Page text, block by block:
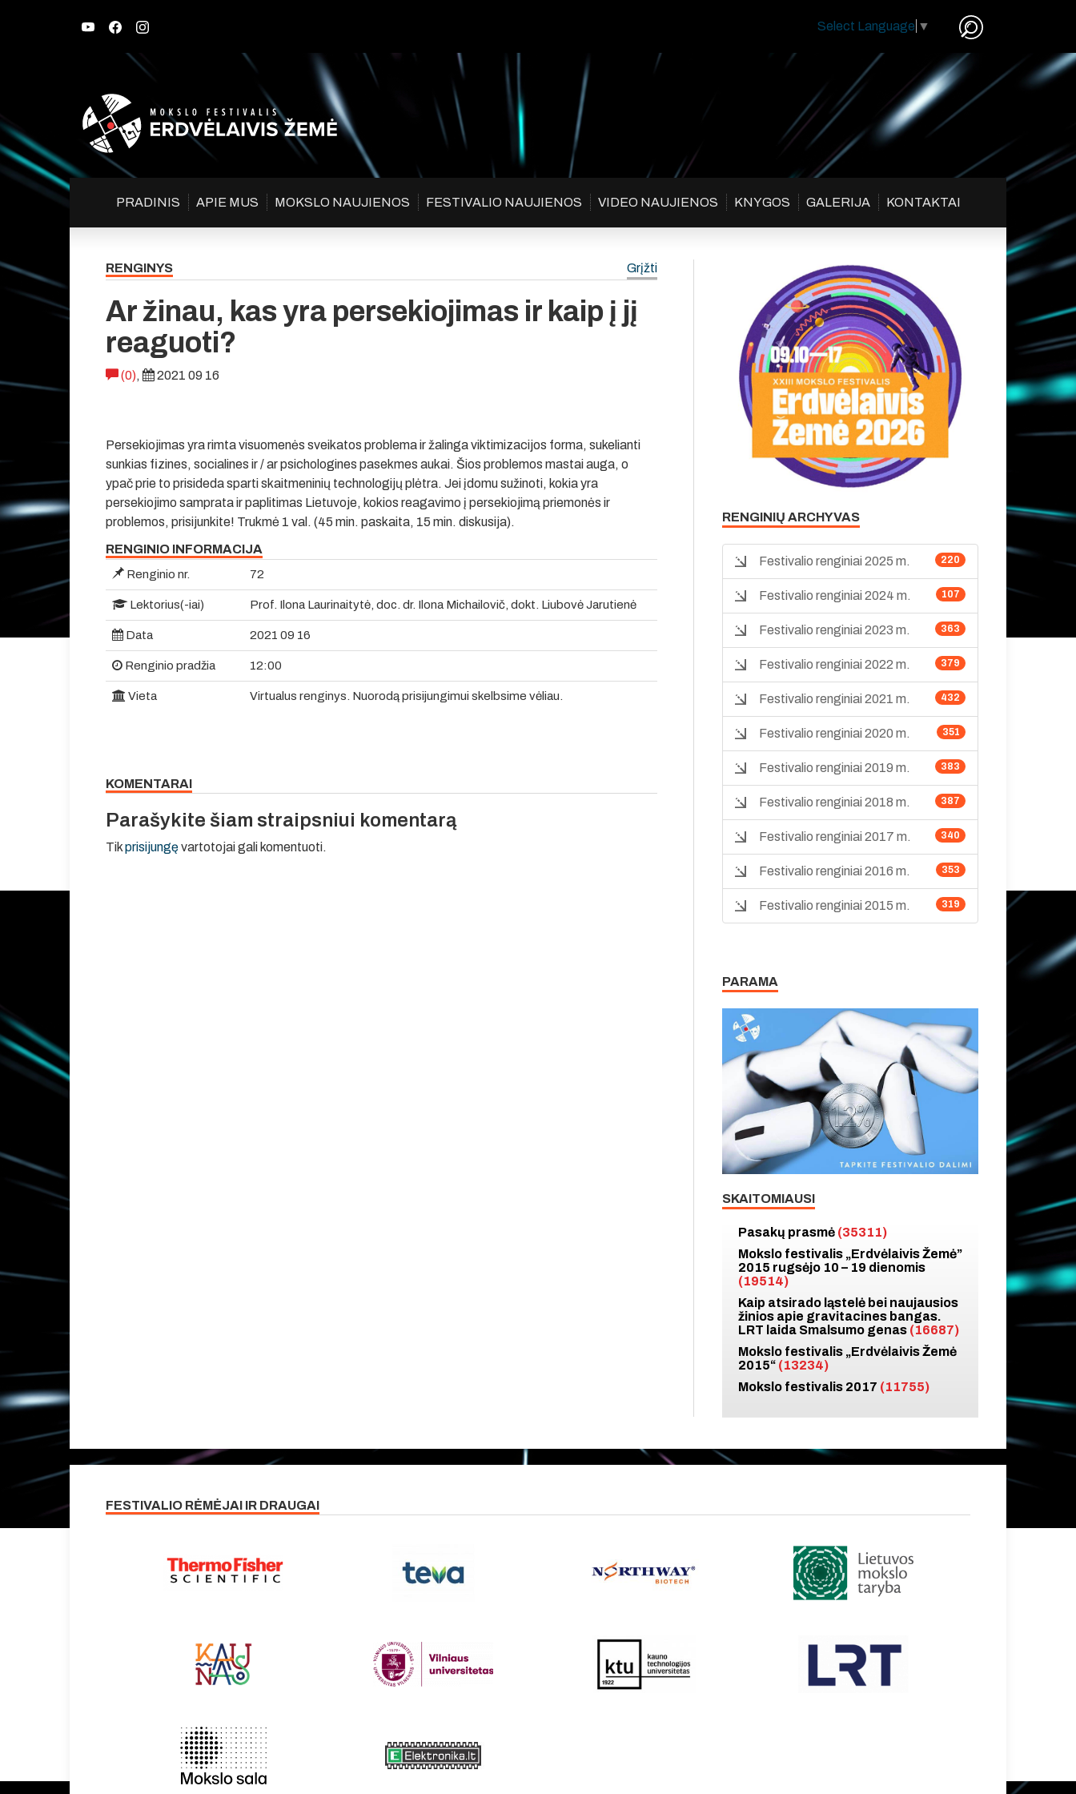
Select Language ▼
PRADINIS APIE MUS MOKSLO NAUJIENOS FESTIVALIO NAUJIENOS VIDEO NAUJIENOS KNYGOS GALERIJA KONTAKTAI
RENGINYS Grįžti
Ar žinau, kas yra persekiojimas ir kaip į jį
reaguoti?
(0), 2021 09 16
Persekiojimas yra rimta visuomenės sveikatos problema ir žalinga viktimizacijos forma, sukelianti
sunkias fizines, socialines ir / ar psichologines pasekmes aukai. Šios problemos mastai auga, o
ypač prie to prisideda sparti skaitmeninių technologijų plėtra. Jei įdomu sužinoti, kokia yra
persekiojimo samprata ir paplitimas Lietuvoje, kokios reagavimo į persekiojimą priemonės ir
problemos, prisijunkite! Trukmė 1 val. (45 min. paskaita, 15 min. diskusija).
RENGINIO INFORMACIJA
Renginio nr. 72
Lektorius(-iai) Prof. Ilona Laurinaitytė, doc. dr. Ilona Michailovič, dokt. Liubovė Jarutienė
Data 2021 09 16
Renginio pradžia 12:00
Vieta Virtualus renginys. Nuorodą prisijungimui skelbsime vėliau.
KOMENTARAI
Parašykite šiam straipsniui komentarą
Tikprisijungęvartotojai gali komentuoti.
RENGINIŲ ARCHYVAS
220
Festivalio renginiai 2025 m.
107
Festivalio renginiai 2024 m.
363
Festivalio renginiai 2023 m.
379
Festivalio renginiai 2022 m.
432
Festivalio renginiai 2021 m.
351
Festivalio renginiai 2020 m.
383
Festivalio renginiai 2019 m.
387
Festivalio renginiai 2018 m.
340
Festivalio renginiai 2017 m.
353
Festivalio renginiai 2016 m.
319
Festivalio renginiai 2015 m.
PARAMA
SKAITOMIAUSI
Pasakų prasmė (35311)
Mokslo festivalis „Erdvėlaivis Žemė”
2015 rugsėjo 10 – 19 dienomis
(19514)
Kaip atsirado ląstelė bei naujausios
žinios apie gravitacines bangas.
LRT laida Smalsumo genas (16687)
Mokslo festivalis „Erdvėlaivis Žemė
2015“ (13234)
Mokslo festivalis 2017 (11755)
FESTIVALIO RĖMĖJAI IR DRAUGAI